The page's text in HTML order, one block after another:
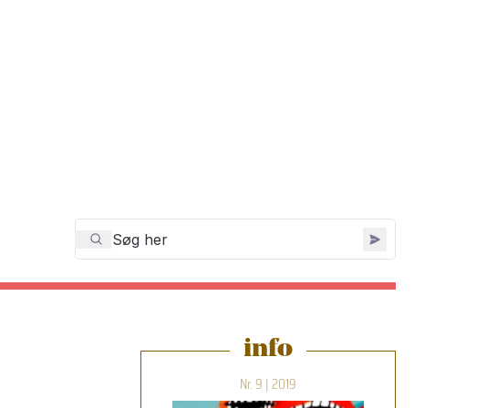
info
Nr. 9 | 2019